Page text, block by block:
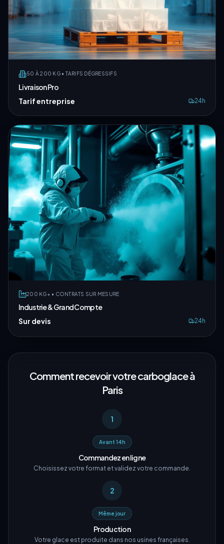
50 À 200 KG • TARIFS DÉGRESSIFS
Livraison Pro
Tarif entreprise
24h
200 KG+ • CONTRATS SUR MESURE
Industrie & Grand Compte
Sur devis
24h
Comment recevoir votre carboglace à
Paris
1
Avant 14h
Commandez en ligne
Choisissez votre format et validez votre commande.
2
Même jour
Production
Votre glace est produite dans nos usines françaises.